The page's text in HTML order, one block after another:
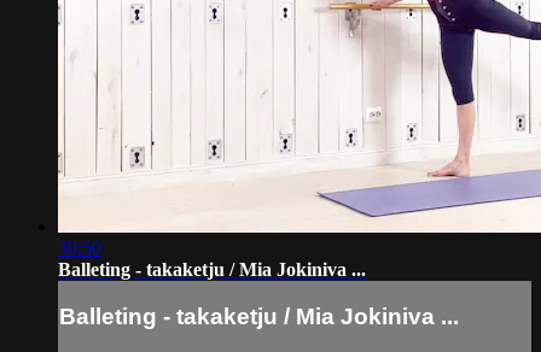
30:50
Balleting - takaketju / Mia Jokiniva ...
Balleting - takaketju / Mia Jokiniva ...